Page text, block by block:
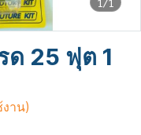
ด 25 ฟุต 1
าน)